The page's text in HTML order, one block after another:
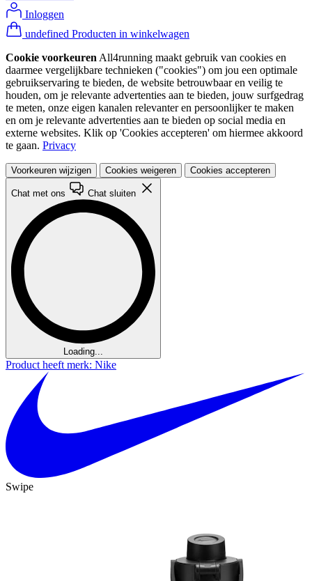
Inloggen
undefined Producten in winkelwagen
Cookie voorkeuren All4running maakt gebruik van cookies en
daarmee vergelijkbare technieken ("cookies") om jou een optimale
gebruikservaring te bieden, de website betrouwbaar en veilig te
houden, om je relevante advertenties aan te bieden, jouw surfgedrag
te meten, onze eigen kanalen relevanter en persoonlijker te maken
en om je relevante advertenties aan te bieden op social media en
externe websites. Klik op 'Cookies accepteren' om hiermee akkoord
te gaan. Privacy
Voorkeuren wijzigen Cookies weigeren Cookies accepteren
Chat met ons Chat sluiten
Loading...
Product heeft merk: Nike
Swipe